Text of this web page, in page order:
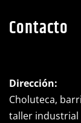
Contacto
Dirección:
Choluteca,